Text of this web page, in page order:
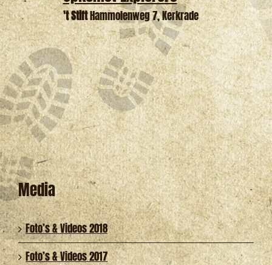
't StiftHammolenweg 7, Kerkrade
Media
Foto’s & Videos 2018
Foto’s & Videos 2017